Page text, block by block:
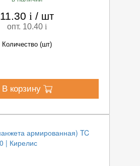
11.30i / шт
опт. 10.40i
Количество (шт)
В корзину